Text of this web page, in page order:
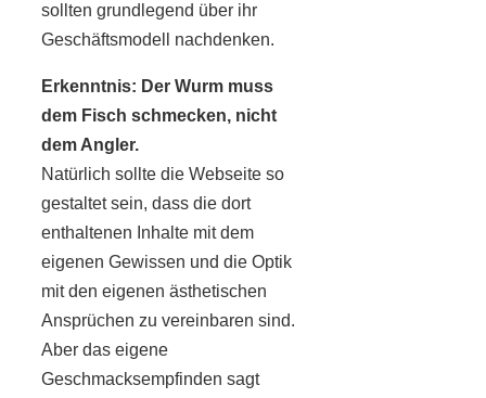
sollten grundlegend über ihr
Geschäftsmodell nachdenken.
Erkenntnis: Der Wurm muss
dem Fisch schmecken, nicht
dem Angler.
Natürlich sollte die Webseite so
gestaltet sein, dass die dort
enthaltenen Inhalte mit dem
eigenen Gewissen und die Optik
mit den eigenen ästhetischen
Ansprüchen zu vereinbaren sind.
Aber das eigene
Geschmacksempfinden sagt